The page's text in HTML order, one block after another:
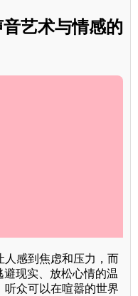
艺术与情感的
人感到焦虑和压力，而
现实、放松心情的温
听众可以在喧嚣的世界